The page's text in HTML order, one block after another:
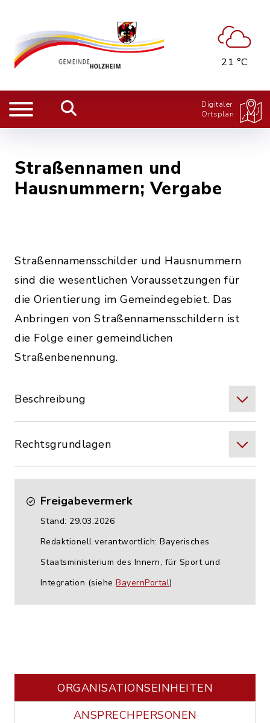
21 °C
Digitaler
Ortsplan
Straßennamen und
Hausnummern; Vergabe
Straßennamensschilder und Hausnummern
sind die wesentlichen Voraussetzungen für
die Orientierung im Gemeindegebiet. Das
Anbringen von Straßennamensschildern ist
die Folge einer gemeindlichen
Straßenbenennung.
Beschreibung
Rechtsgrundlagen
Freigabevermerk
Stand: 29.03.2026
Redaktionell verantwortlich: Bayerisches
Staatsministerium des Innern, für Sport und
Integration (siehe BayernPortal)
ORGANISATIONS­EINHEITEN
ANSPRECHPERSONEN